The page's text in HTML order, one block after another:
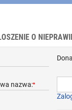
O
nazwa:*